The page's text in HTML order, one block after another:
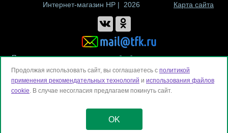
Интернет-магазин HP | 2026 Карта сайта
Политика компании в отношении обработки персональных данных
Продолжая использовать сайт, вы соглашаетесь с политикой
применения рекомендательных технологий и использования файлов
cookie. В случае несогласия предлагаем покинуть сайт.
OK